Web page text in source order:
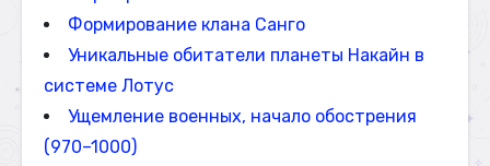
Формирование клана Санго
Уникальные обитатели планеты Накайн в
системе Лотус
Ущемление военных, начало обострения
(970–1000)